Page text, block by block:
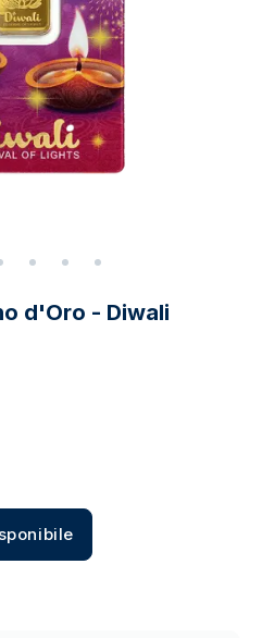
d'Oro - Diwali